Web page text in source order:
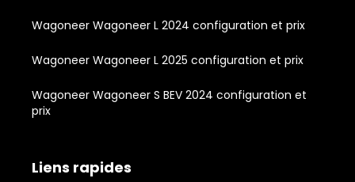
Wagoneer Wagoneer L 2024 configuration et prix
Wagoneer Wagoneer L 2025 configuration et prix
Wagoneer Wagoneer S BEV 2024 configuration et
prix
Liens rapides